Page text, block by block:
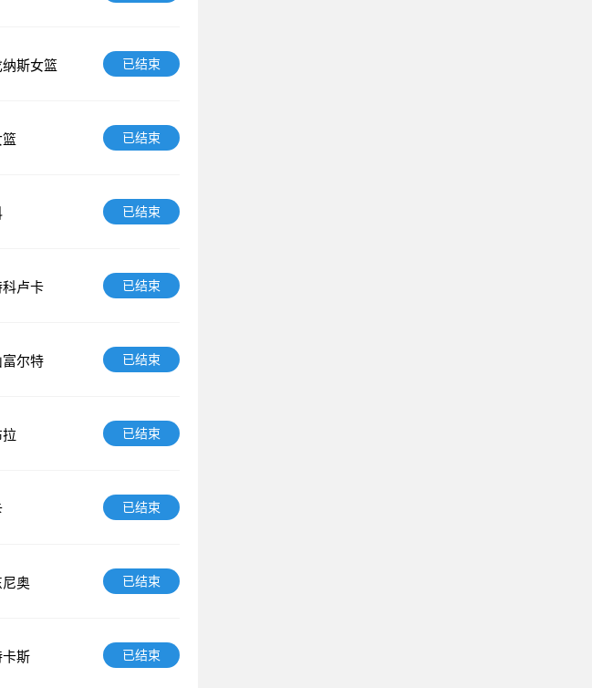
斯女篮 已结束
篮 已结束
已结束
卢卡 已结束
富尔特 已结束
已结束
已结束
奥 已结束
斯 已结束